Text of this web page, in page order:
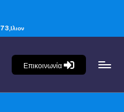
Επικοινωνία